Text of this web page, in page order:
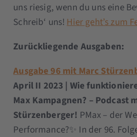
uns riesig, wenn du uns eine
Schreib‘ uns!Hier geht’s zum
Zurückliegende Ausgaben:
Ausgabe 96 mit Marc
April II 2023 | Wie
Max Kampagnen? – Podcast
Stürzenberger! PMax – der
Performance?✨ In der 96.